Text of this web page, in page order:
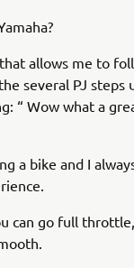
allows me to
several PJ steps
“ Wow what a
a bike and I
can go full